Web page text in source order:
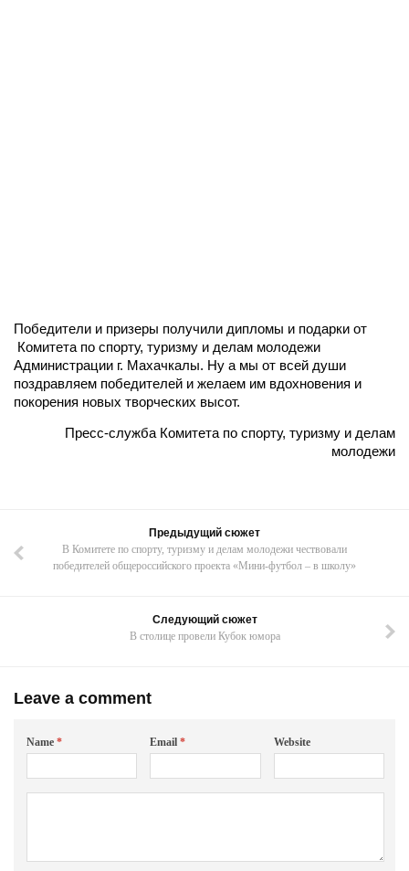
Победители и призеры получили дипломы и подарки от
Комитета по спорту, туризму и делам молодежи
Администрации г. Махачкалы. Ну а мы от всей души
поздравляем победителей и желаем им вдохновения и
покорения новых творческих высот.
Пресс-служба Комитета по спорту, туризму и делам
молодежи
Предыдущий сюжет
В Комитете по спорту, туризму и делам молодежи чествовали
победителей общероссийского проекта «Мини-футбол – в школу»
Следующий сюжет
В столице провели Кубок юмора
Leave a comment
Name * Email* Website